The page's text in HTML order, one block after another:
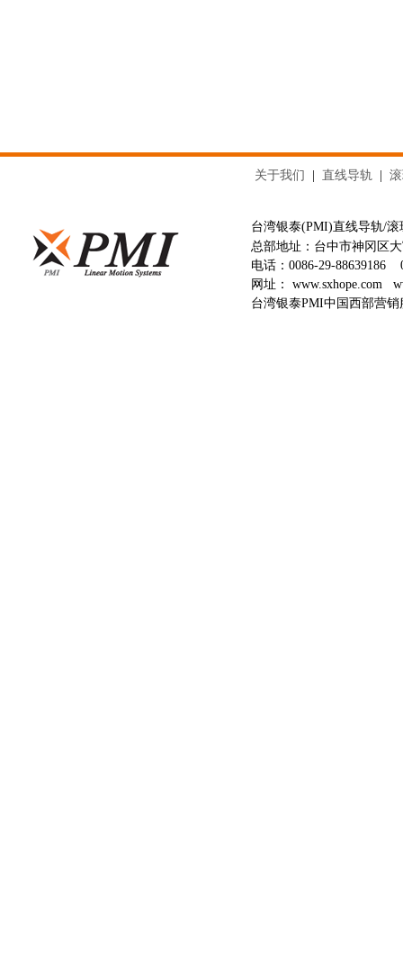
关于我们 直线导轨
台湾银泰(PMI)直线导轨/
总部地址：台中市神冈区
电话： 0086-29-88639186
网址： www.sxhope.com
台湾银泰PMI中国西部营